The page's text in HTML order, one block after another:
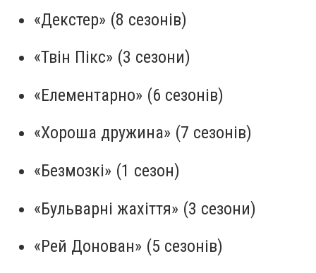
«Декстер» (8 сезонів)
«Твін Пікс» (3 сезони)
«Елементарно» (6 сезонів)
«Хороша дружина» (7 сезонів)
«Безмозкі» (1 сезон)
«Бульварні жахіття» (3 сезони)
«Рей Донован» (5 сезонів)